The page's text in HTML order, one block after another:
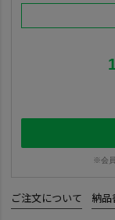
※会
ご注文について 納